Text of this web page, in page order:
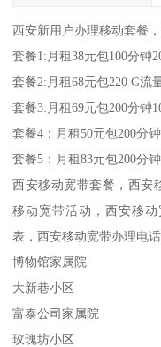
西安新用户办理移动套餐
套餐1:月租38元包100分钟
套餐2:月租68元包220 G流
套餐3:月租69元包200分钟
套餐4：月租50元包200分
套餐5：月租83元包200分
西安移动宽带套餐，西安
移动宽带活动，西安移
表，西安移动宽带办理电
博物馆家属院
大新巷小区
富泰公司家属院
玫瑰坊小区